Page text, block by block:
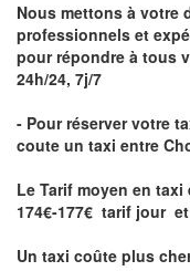
Nous mettons à votre
professionnels et
pour répondre à tous
24h/24, 7j/7
- Pour réserver votre
coute un taxi entre
Le Tarif moyen en
174€-177€ tarif jour
Un taxi coûte plus